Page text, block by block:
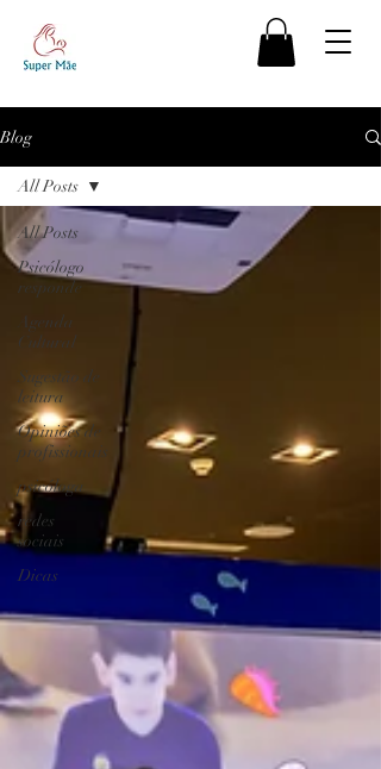
Blog
All Posts
Psicólogo
responde
Agenda
Cultural
Sugestão de
leitura
Opiniões de
profissionais
psicóloga
redes
sociais
Dicas
All Posts